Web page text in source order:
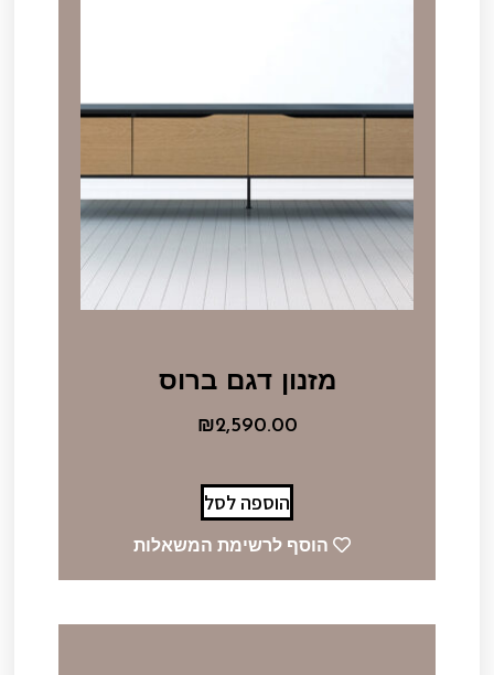
מזנון דגם ברוס
₪2,590.00
הוספה לסל
הוסף לרשימת המשאלות